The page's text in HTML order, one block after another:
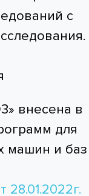
с
внесена в
для
машин и баз